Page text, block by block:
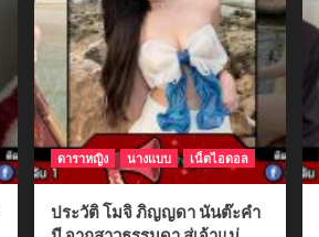
ดาราหญิง นางแบบ เน็ตไอดอล
ประวัติ โมจิ ภิญญดา นันต๊ะคำ